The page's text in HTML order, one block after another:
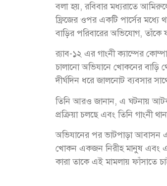
বলা হয়, রবিবার মধ্যরাতে
ফ্রিজের ওপর একটি পার্সের মধ্যে
বাড়ির পরিবারের অভিযোগ, তাঁকে
র‌্যাব-১২ এর গাংনী ক্যাম্পের
চালানো অভিযানে খোকনের বাড়ি
দীর্ঘদিন ধরে জালনোট ব্যবসার
তিনি আরও জানান, এ ঘটনায় আটক
প্রক্রিয়া চলছে এবং তিনি গাংনী
অভিযানের পর ভাটপাড়া আবাসন
খোকন একজন নিরীহ মানুষ এবং এই
কারা তাকে এই মামলায় ফাঁসাতে